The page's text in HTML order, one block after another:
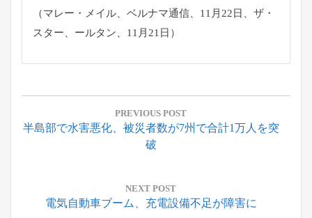
（マレー・メイル、ベルナマ通信、11月22日、ザ・
スター、ールタン、11月21日）
投
ナ
PREVIOUS POST
Previous
半島部で水害悪化、被災者数が7州で合計1万人を突
破
NEXT POST
Next
電気自動車ブーム、充電設備不足が障害に